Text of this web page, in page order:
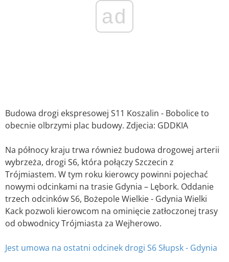
ad
Budowa drogi ekspresowej S11 Koszalin - Bobolice to
obecnie olbrzymi plac budowy. Zdjecia: GDDKIA
Na północy kraju trwa również budowa drogowej arterii
wybrzeża, drogi S6, która połączy Szczecin z
Trójmiastem. W tym roku kierowcy powinni pojechać
nowymi odcinkami na trasie Gdynia – Lębork. Oddanie
trzech odcinków S6, Bożepole Wielkie - Gdynia Wielki
Kack pozwoli kierowcom na ominięcie zatłoczonej trasy
od obwodnicy Trójmiasta za Wejherowo.
Jest umowa na ostatni odcinek drogi S6 Słupsk - Gdynia